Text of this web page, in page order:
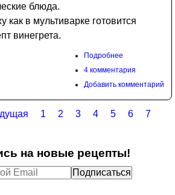
блюда.
как в мультиварке готовится
винегрета.
Подробнее
4 комментария
Добавить комментарий
1 2 3 4 5 6
7
на новые рецепты!